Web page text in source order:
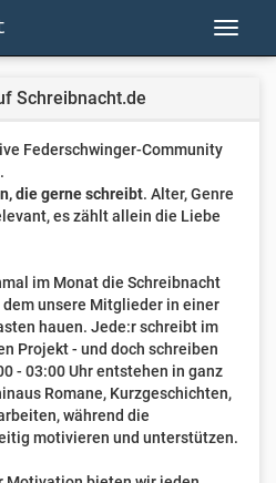
Schreibnacht.de
Federschwinger-Community
die gerne schreibt. Alter, Genre
es zählt allein die Liebe
im Monat die Schreibnacht
dem unsere Mitglieder in einer
hauen. Jede:r schreibt im
Projekt - und doch schreiben
- 03:00 Uhr entstehen in ganz
Romane, Kurzgeschichten,
während die
motivieren und unterstützen.